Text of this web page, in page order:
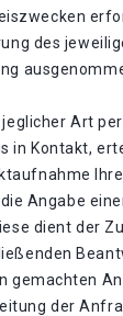
des
Art
in Kontakt,
Angabe
dient der
gemachten
der